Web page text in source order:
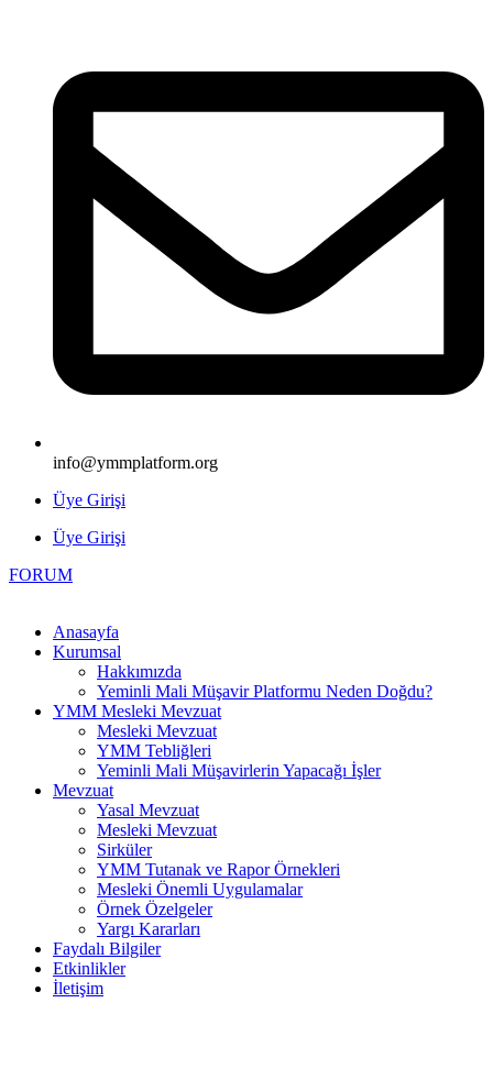
info@ymmplatform.org
Üye Girişi
Üye Girişi
FORUM
Anasayfa
Kurumsal
Hakkımızda
Yeminli Mali Müşavir Platformu Neden Doğdu?
YMM Mesleki Mevzuat
Mesleki Mevzuat
YMM Tebliğleri
Yeminli Mali Müşavirlerin Yapacağı İşler
Mevzuat
Yasal Mevzuat
Mesleki Mevzuat
Sirküler
YMM Tutanak ve Rapor Örnekleri
Mesleki Önemli Uygulamalar
Örnek Özelgeler
Yargı Kararları
Faydalı Bilgiler
Etkinlikler
İletişim